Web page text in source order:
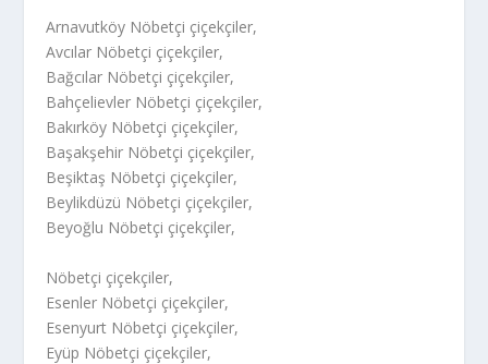
Arnavutköy Nöbetçi çiçekçiler,
Avcılar Nöbetçi çiçekçiler,
Bağcılar Nöbetçi çiçekçiler,
Bahçelievler Nöbetçi çiçekçiler,
Bakırköy Nöbetçi çiçekçiler,
Başakşehir Nöbetçi çiçekçiler,
Beşiktaş Nöbetçi çiçekçiler,
Beylikdüzü Nöbetçi çiçekçiler,
Beyoğlu Nöbetçi çiçekçiler,
Nöbetçi çiçekçiler,
Esenler Nöbetçi çiçekçiler,
Esenyurt Nöbetçi çiçekçiler,
Eyüp Nöbetçi çiçekçiler,